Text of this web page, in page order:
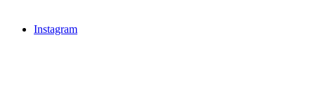
Instagram